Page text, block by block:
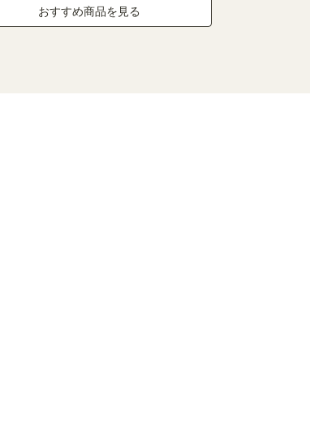
おすすめ商品を見る